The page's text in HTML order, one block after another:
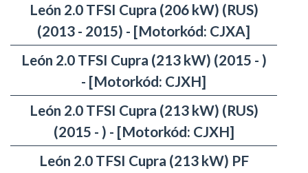
León 2.0 TFSI Cupra (206 kW) (RUS)
(2013 - 2015) - [Motorkód: CJXA]
León 2.0 TFSI Cupra (213 kW) (2015 - )
- [Motorkód: CJXH]
León 2.0 TFSI Cupra (213 kW) (RUS)
(2015 - ) - [Motorkód: CJXH]
León 2.0 TFSI Cupra (213 kW) PF